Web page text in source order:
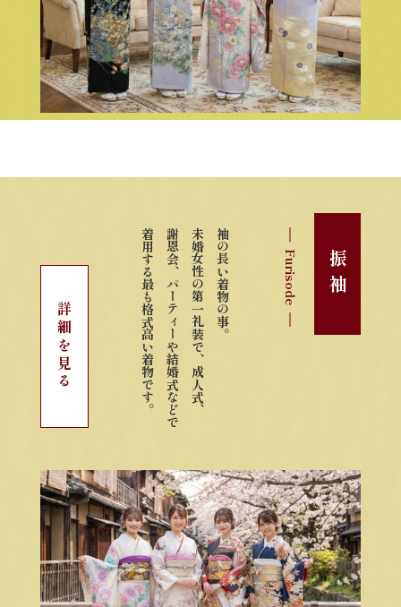
振袖
Furisode
袖の長い着物の事。
未婚女性の第一礼装で、成人式、
謝恩会、パーティーや結婚式などで
着用する最も格式高い着物です。
詳細を見る